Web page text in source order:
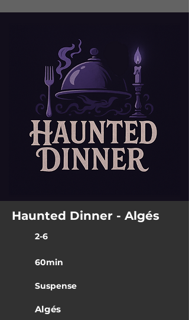
Haunted Dinner - Algés
2-6
60min
Suspense
Algés